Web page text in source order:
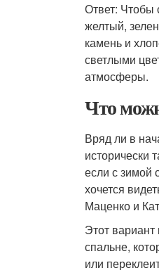
Ответ: Чтобы
желтый,
камень и
светлыми
атмосферы.
Что
Вряд ли в
исторически
если с зимой
хочется
Маценко и
Этот
спальне,
или